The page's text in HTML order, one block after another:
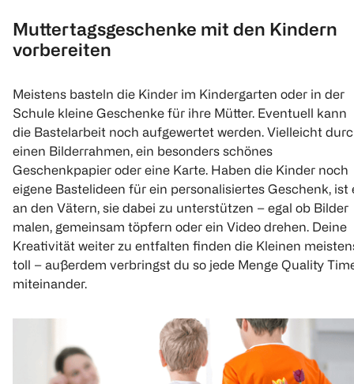
Muttertagsgeschenke mit den Kindern
vorbereiten
Meistens basteln die Kinder im Kindergarten oder in der
Schule kleine Geschenke für ihre Mütter. Eventuell kann
die Bastelarbeit noch aufgewertet werden. Vielleicht
einen Bilderrahmen, ein besonders schönes
Geschenkpapier oder eine Karte. Haben die Kinder noch
eigene Bastelideen für ein personalisiertes Geschenk, ist
an den Vätern, sie dabei zu unterstützen – egal ob Bilder
malen, gemeinsam töpfern oder ein Video drehen. Deine
Kreativität weiter zu entfalten finden die Kleinen
toll – außerdem verbringst du so jede Menge Quality
miteinander.